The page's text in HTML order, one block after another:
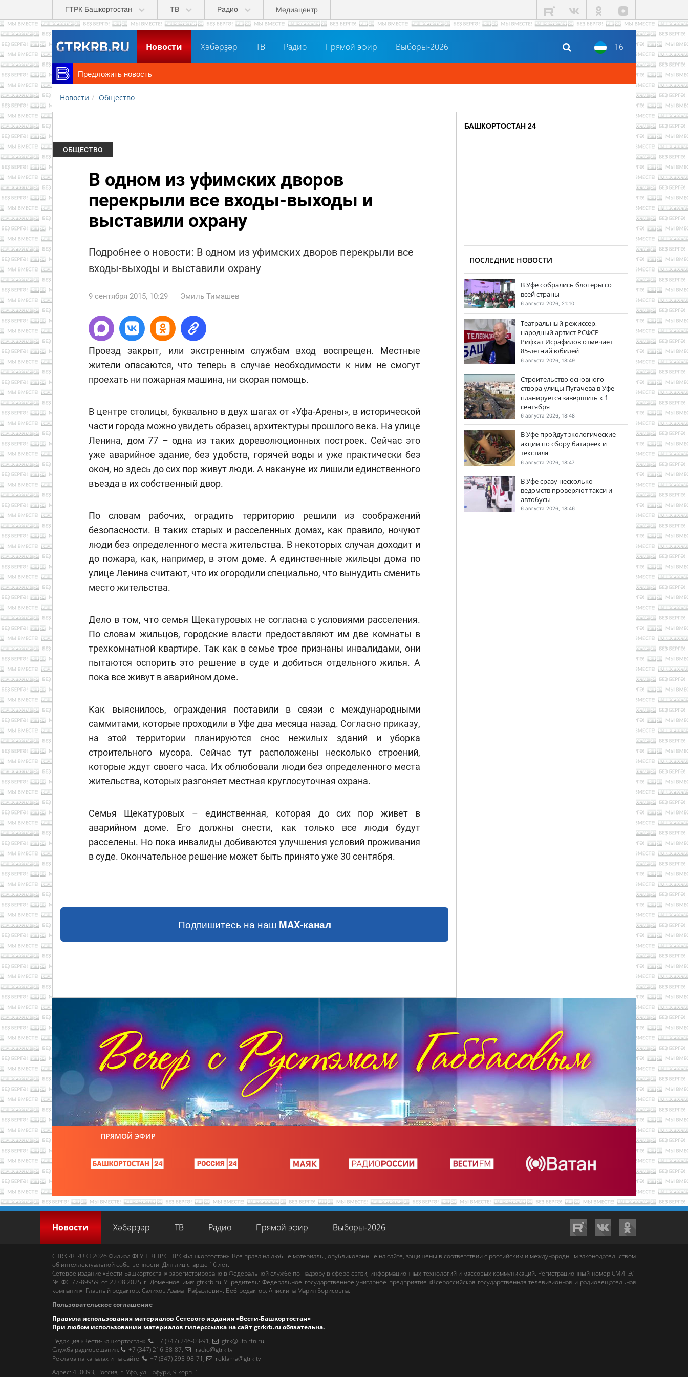
Перейти к основному содержанию
ГТРК Башкортостан ТВ Радио Медиацентр
16+
Новости Хәбәрҙәр ТВ Радио Прямой эфир Выборы-2026
Предложить новость
Новости Общество
ОБЩЕСТВО
В одном из уфимских дворов
перекрыли все входы-выходы и
выставили охрану
Подробнее о новости: В одном из уфимских дворов перекрыли все
входы-выходы и выставили охрану
9 сентября 2015, 10:29 Эмиль Тимашев
Проезд закрыт, или экстренным службам вход воспрещен. Местные
жители опасаются, что теперь в случае необходимости к ним не смогут
проехать ни пожарная машина, ни скорая помощь.
В центре столицы, буквально в двух шагах от «Уфа-Арены», в исторической
части города можно увидеть образец архитектуры прошлого века. На улице
Ленина, дом 77 – одна из таких дореволюционных построек. Сейчас это
уже аварийное здание, без удобств, горячей воды и уже практически без
окон, но здесь до сих пор живут люди. А накануне их лишили единственного
въезда в их собственный двор.
По словам рабочих, оградить территорию решили из соображений
безопасности. В таких старых и расселенных домах, как правило, ночуют
люди без определенного места жительства. В некоторых случая доходит и
до пожара, как, например, в этом доме. А единственные жильцы дома по
улице Ленина считают, что их огородили специально, что вынудить сменить
место жительства.
Дело в том, что семья Щекатуровых не согласна с условиями расселения.
По словам жильцов, городские власти предоставляют им две комнаты в
трехкомнатной квартире. Так как в семье трое признаны инвалидами, они
пытаются оспорить это решение в суде и добиться отдельного жилья. А
пока все живут в аварийном доме.
Как выяснилось, ограждения поставили в связи с международными
саммитами, которые проходили в Уфе два месяца назад. Согласно приказу,
на этой территории планируются снос нежилых зданий и уборка
строительного мусора. Сейчас тут расположены несколько строений,
которые ждут своего часа. Их облюбовали люди без определенного места
жительства, которых разгоняет местная круглосуточная охрана.
Семья Щекатуровых – единственная, которая до сих пор живет в
аварийном доме. Его должны снести, как только все люди будут
расселены. Но пока инвалиды добиваются улучшения условий проживания
в суде. Окончательное решение может быть принято уже 30 сентября.
Подпишитесь на наш MAX-канал
БАШКОРТОСТАН 24
ПОСЛЕДНИЕ НОВОСТИ
В Уфе собрались блогеры со
всей страны
6 августа 2026, 21:10
Театральный режиссер,
народный артист РСФСР
Рифкат Исрафилов отмечает
85-летний юбилей
6 августа 2026, 18:49
Строительство основного
створа улицы Пугачева в Уфе
планируется завершить к 1
сентября
6 августа 2026, 18:48
В Уфе пройдут экологические
акции по сбору батареек и
текстиля
6 августа 2026, 18:47
В Уфе сразу несколько
ведомств проверяют такси и
автобусы
6 августа 2026, 18:46
ПРЯМОЙ ЭФИР
Новости Хәбәрҙәр ТВ Радио Прямой эфир Выборы-2026
GTRKRB.RU © 2026 Филиал ФГУП ВГТРК ГТРК «Башкортостан». Все права на любые материалы, опубликованные на сайте, защищены в соответствии с российским и международным законодательством
об интеллектуальной собственности. Для лиц старше 16 лет.
Сетевое издание «Вести-Башкортостан» зарегистрировано в Федеральной службе по надзору в сфере связи, информационных технологий и массовых коммуникаций. Регистрационный номер СМИ: ЭЛ
№ ФС 77-89959 от 22.08.2025 г. Доменное имя:gtrkrb.ru Учредитель: Федеральное государственное унитарное предприятие «Всероссийская государственная телевизионная и радиовещательная
компания». Главный редактор: Салихов Азамат Рафаэлевич. Веб-редактор: Анискина Мария Борисовна.
Пользовательское соглашение
Правила использования материалов Сетевого издания «Вести-Башкортостан»
При любом использовании материалов гиперссылка на сайтgtrkrb.ru обязательна.
Редакция «Вести-Башкортостан»: +7 (347) 246-03-91 ,
gtrk@ufa.rfn.ru
Cлужба радиовещания: +7 (347) 216-38-87,
radio@gtrk.tv
Реклама на каналах и на сайте: +7 (347) 295-98-71 ,
reklama@gtrk.tv
Адрес: 450093, Россия, г. Уфа, ул. Гафури, 9 корп. 1